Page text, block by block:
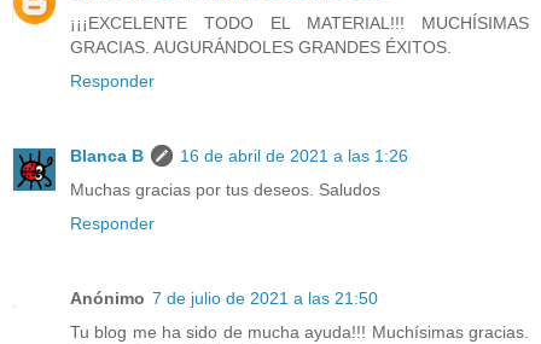
¡¡¡EXCELENTE TODO EL MATERIAL!!! MUCHÍSIMAS
GRACIAS. AUGURÁNDOLES GRANDES ÉXITOS.
Responder
Blanca B
16 de abril de 2021 a las 1:26
Muchas gracias por tus deseos. Saludos
Responder
Anónimo 7 de julio de 2021 a las 21:50
Tu blog me ha sido de mucha ayuda!!! Muchísimas gracias.